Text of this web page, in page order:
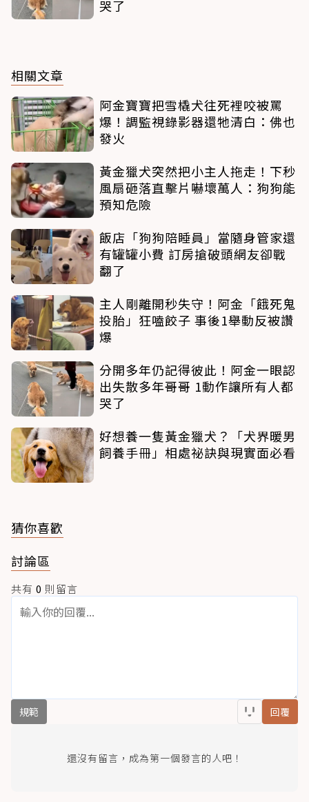
哭了
相關文章
阿金寶寶把雪橇犬往死裡咬被罵
爆！調監視錄影器還牠清白：佛也
發火
黃金獵犬突然把小主人拖走！下秒
風扇砸落直擊片嚇壞萬人：狗狗能
預知危險
飯店「狗狗陪睡員」當隨身管家還
有罐罐小費 訂房搶破頭網友卻戰
翻了
主人剛離開秒失守！阿金「餓死鬼
投胎」狂嗑餃子 事後1舉動反被讚
爆
分開多年仍記得彼此！阿金一眼認
出失散多年哥哥 1動作讓所有人都
哭了
好想養一隻黃金獵犬？「犬界暖男
飼養手冊」相處祕訣與現實面必看
猜你喜歡
討論區
共有 0 則留言
規範 回覆
還沒有留言，成為第一個發言的人吧！